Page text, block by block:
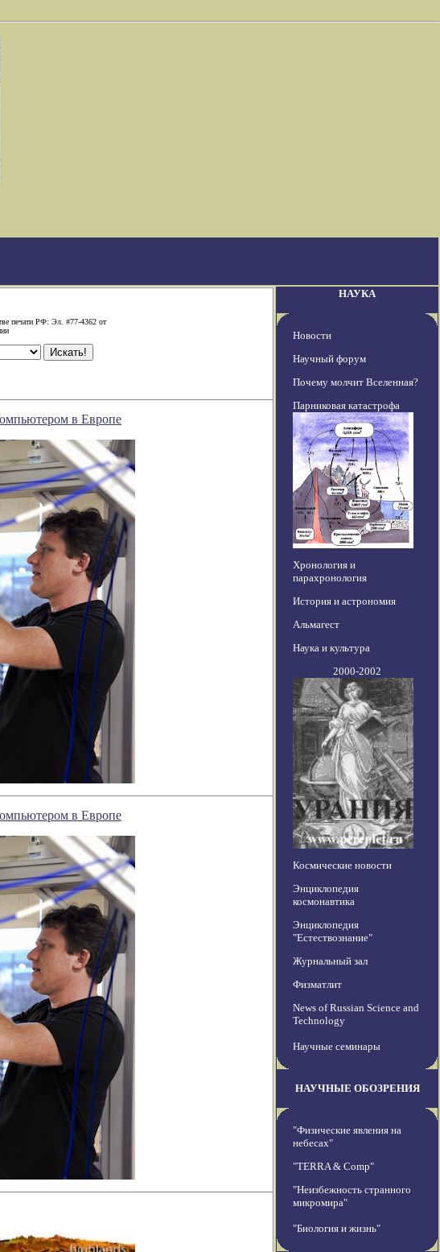
печати РФ: Эл. #77-4362 от
в Европе
в Европе
НАУКА
Новости
Научный форум
Почему молчит Вселенная?
Парниковая катастрофа
Хронология и
парахронология
История и астрономия
Альмагест
Наука и культура
2000-2002
Космические новости
Энциклопедия
космонавтика
Энциклопедия
"Естествознание"
Журнальный зал
Физматлит
News of Russian Science and
Technology
Научные семинары
НАУЧНЫЕ ОБОЗРЕНИЯ
"Физические явления на
небесах"
"TERRA & Comp"
"Неизбежность странного
микромира"
"Биология и жизнь"